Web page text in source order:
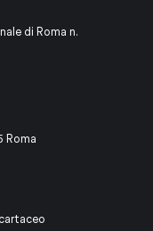
di Roma n.
Roma